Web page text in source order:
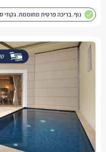
נוף. בריכה פרטית מחוממת. גקוזי